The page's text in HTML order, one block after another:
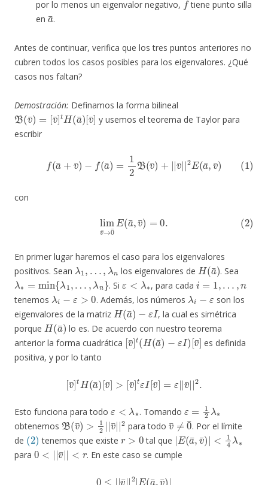
por lo menos un eigenvalor negativo,
tiene punto silla
en
a¯
.
Antes de continuar, verifica que los tres puntos anteriores no
cubren todos los casos posibles para los eigenvalores. ¿Qué
casos nos faltan?
Demostración: Definamos la forma bilineal
B(v¯)=[v¯]tH(a¯)
[v¯]
y usemos el teorema de Taylor para
escribir
B
con
limv¯ →0 ¯E( a¯ ,v
En primer lugar haremos el caso para los eigenvalores
positivos. Sean
λ1…,λn
los eigenvalores de
H(a¯)
. Sea
λ∗=min {λ1,…,λ n}
. Si
ε< λ∗
, para cada
i=1,… n
tenemos
λi−ε>0
. Además, los números
λi −
son los
eigenvalores de la matriz
H(a¯ )−ε I
, la cual es simétrica
porque
H(a¯)
lo es. De acuerdo con nuestro teorema
anterior la forma cuadrática
[v¯]t(H(a¯)−εI)
[v¯]
es definida
positiva, y por lo tanto
]tH (a¯)[v¯] > v¯]t I[v¯ ||v¯|
Esto funciona para todo
∗
. Tomando
2λ ∗
obtenemos
B(v¯)> 12||v¯| |2
para todo
v¯≠0¯
. Por el límite
de
(2)
tenemos que existe
>0
tal que
|E(a ¯ v¯ )|
<14λ ∗
para
0 <||v¯||
< r
. En este caso se cumple
a¯ v ¯)|<1 4λ∗ ||v